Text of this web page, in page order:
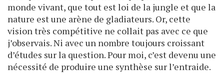
monde vivant, que tout est loi de la jungle et que la
nature est une arène de gladiateurs. Or, cette
vision très compétitive ne collait pas avec ce que
j’observais. Ni avec un nombre toujours croissant
d’études sur la question. Pour moi, c’est devenu une
nécessité de produire une synthèse sur l’entraide.